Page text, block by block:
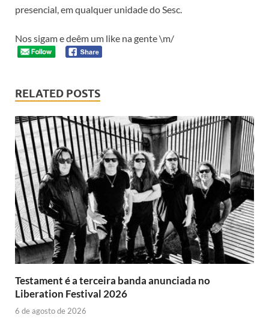
presencial, em qualquer unidade do Sesc.
Nos sigam e deêm um like na gente \m/
RELATED POSTS
Testament é a terceira banda anunciada no
Liberation Festival 2026
6 de agosto de 2026